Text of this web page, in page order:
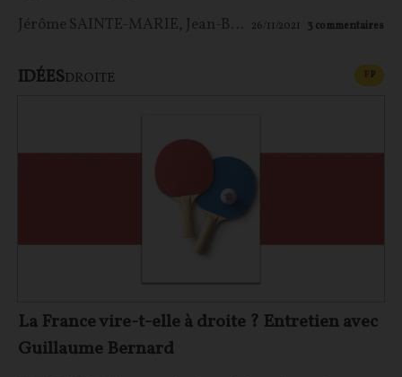
Jérôme SAINTE-MARIE, Jean-Baptiste ROQUES 26/11/2021 3 commentaires
IDÉESDROITE FP
La France vire-t-elle à droite ? Entretien avec
Guillaume Bernard